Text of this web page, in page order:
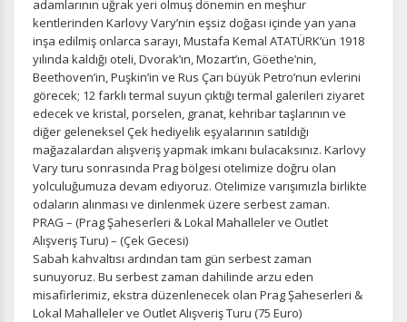
Oturum yönetimi, güvenlik ve temel site işlevleri için
gereklidir. Bu çerezler olmadan site düzgün çalışmaz ve
devre dışı bırakılamaz.
İstatistik Çerezleri
Ziyaretçilerin siteyi nasıl kullandığını anonim olarak
ölçeriz. Hangi sayfaların popüler olduğunu ve
kullanıcıların nerede zorluk yaşadığını anlamamıza
yardımcı olur.
adamlarının uğrak yeri olmuş dönemin en meşhur
kentlerinden Karlovy Vary’nin eşsiz doğası içinde yan yana
inşa edilmiş onlarca sarayı, Mustafa Kemal ATATÜRK’ün 1918
yılında kaldığı oteli, Dvorak’ın, Mozart’ın, Göethe’nin,
Beethoven’in, Puşkin’in ve Rus Çarı büyük Petro’nun evlerini
görecek; 12 farklı termal suyun çıktığı termal galerileri ziyaret
edecek ve kristal, porselen, granat, kehribar taşlarının ve
diğer geleneksel Çek hediyelik eşyalarının satıldığı
mağazalardan alışveriş yapmak imkanı bulacaksınız. Karlovy
Vary turu sonrasında Prag bölgesi otelimize doğru olan
yolculuğumuza devam ediyoruz. Otelimize varışımızla birlikte
odaların alınması ve dinlenmek üzere serbest zaman.
PRAG – (Prag Şaheserleri & Lokal Mahalleler ve Outlet
Alışveriş Turu) – (Çek Gecesi)
Sabah kahvaltısı ardından tam gün serbest zaman
sunuyoruz. Bu serbest zaman dahilinde arzu eden
misafirlerimiz, ekstra düzenlenecek olan Prag Şaheserleri &
Lokal Mahalleler ve Outlet Alışveriş Turu (75 Euro)